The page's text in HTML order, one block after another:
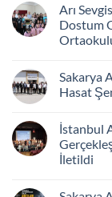
Arı
Dostum
Sakarya
Hasat
İstanbul
İletildi